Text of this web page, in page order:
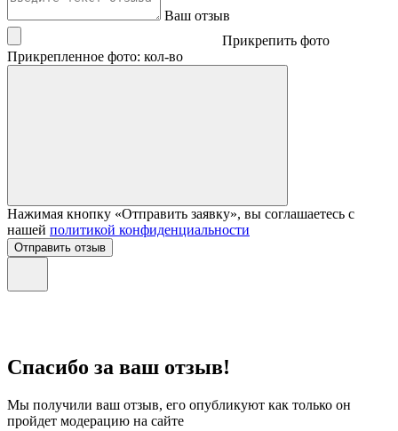
Ваш отзыв
Прикрепить фото
Прикрепленное фото: кол-во
Нажимая кнопку «Отправить заявку», вы соглашаетесь с
нашей политикой конфиденциальности
Отправить отзыв
Спасибо за ваш отзыв!
Мы получили ваш отзыв, его опубликуют как только он
пройдет модерацию на сайте